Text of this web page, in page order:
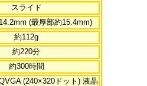
スライド
(最厚部約15.4mm)
約112g
約220分
約300時間
(240×320ドット) 液晶